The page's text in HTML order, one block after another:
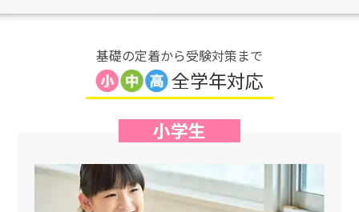
基礎の定着から受験対策まで
全学年対応
小学生